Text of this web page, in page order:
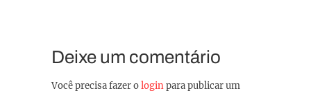
Deixe um comentário
Você precisa fazer ologinpara publicar um